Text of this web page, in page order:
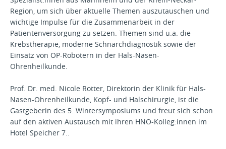
Region, um sich über aktuelle Themen auszutauschen und
wichtige Impulse für die Zusammenarbeit in der
Patientenversorgung zu setzen. Themen sind u.a. die
Krebstherapie, moderne Schnarchdiagnostik sowie der
Einsatz von OP-Robotern in der Hals-Nasen-
Ohrenheilkunde.
Prof. Dr. med. Nicole Rotter, Direktorin der Klinik für Hals-
Nasen-Ohrenheilkunde, Kopf- und Halschirurgie, ist die
Gastgeberin des 5. Wintersymposiums und freut sich schon
auf den aktiven Austausch mit ihren HNO-Kolleg:innen im
Hotel Speicher 7..